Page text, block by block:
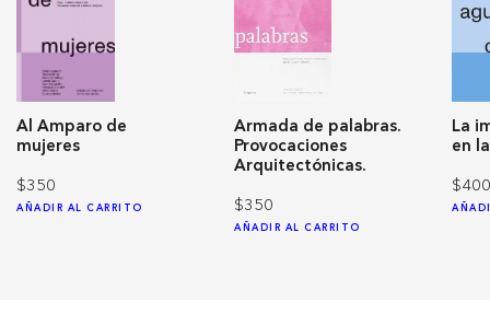
Al Amparo de
mujeres
$350
AÑADIR AL CARRITO
Armada de palabras.
Provocaciones
Arquitectónicas.
$350
AÑADIR AL CARRITO
La
en
$400